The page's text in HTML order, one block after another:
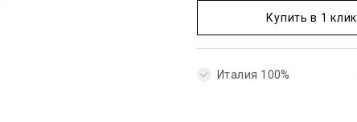
Купить в 1 клик
Италия 100%